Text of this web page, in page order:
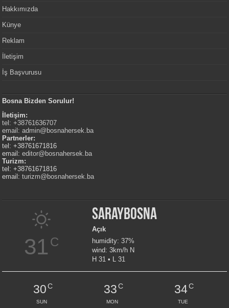
Hakkımızda
Künye
Reklam
İletişim
İş Başvurusu
Bosna Bizden Sorulur!
İletişim:
tel: +38761636707
email:admin@bosnahersek.ba
Partnerler:
tel: +38761671816
email:editor@bosnahersek.ba
Turizm:
tel: +38761671816
email:turizm@bosnahersek.ba
31 C
Saraybosna
Açık
humidity: 37%
wind: 3km/h N
H 31 • L 31
30C
SUN
33C
MON
34C
TUE